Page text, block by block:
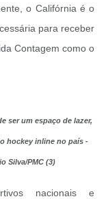
o Califórnia é o
para receber
Contagem como o
ser um espaço de lazer,
hockey inline no país -
Silva/PMC (3)
nacionais e